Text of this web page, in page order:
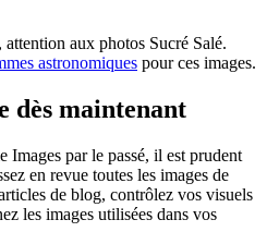
aux photos Sucré Salé.
astronomiques pour ces images.
dès maintenant
Images par le passé, il est prudent
en revue toutes les images de
de blog, contrôlez vos visuels
les images utilisées dans vos